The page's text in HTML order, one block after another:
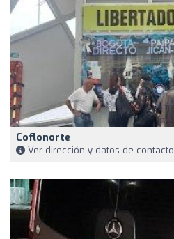
Coflonorte
Ver dirección y datos de contacto